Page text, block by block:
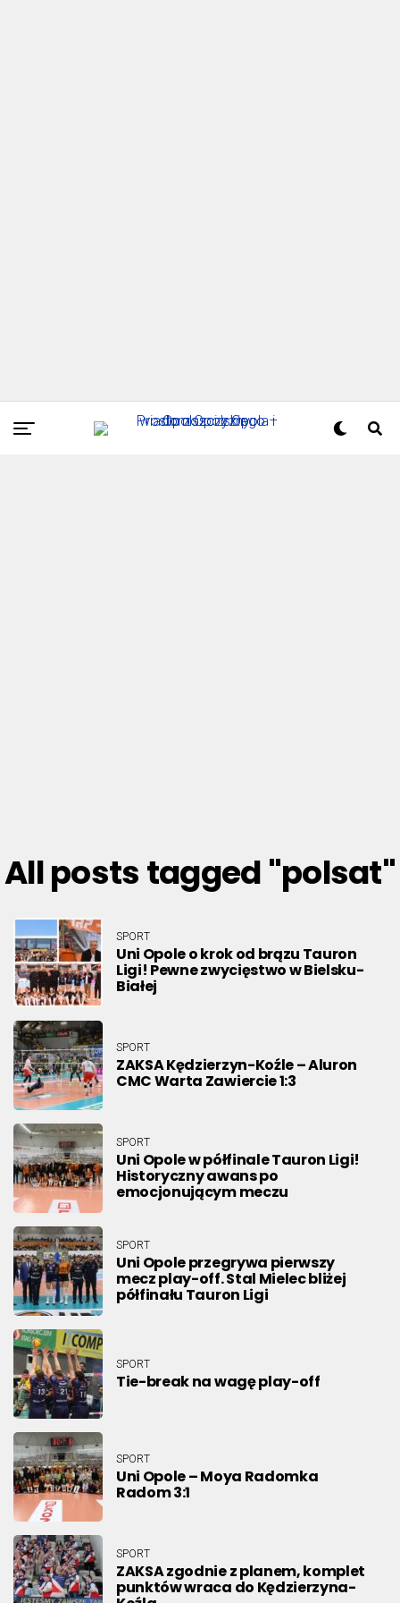
All posts tagged "polsat"
SPORT
Uni Opole o krok od brązu Tauron
Ligi! Pewne zwycięstwo w Bielsku-
Białej
SPORT
ZAKSA Kędzierzyn-Koźle – Aluron
CMC Warta Zawiercie 1:3
SPORT
Uni Opole w półfinale Tauron Ligi!
Historyczny awans po
emocjonującym meczu
SPORT
Uni Opole przegrywa pierwszy
mecz play-off. Stal Mielec bliżej
półfinału Tauron Ligi
SPORT
Tie-break na wagę play-off
SPORT
Uni Opole – Moya Radomka
Radom 3:1
SPORT
ZAKSA zgodnie z planem, komplet
punktów wraca do Kędzierzyna-